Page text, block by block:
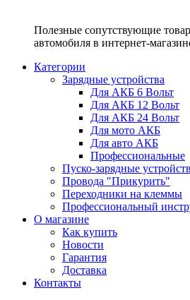
Полезные сопутствующие
автомобиля в интернет-
Категории
Зарядные устройства
Для АКБ 6 Вольт
Для АКБ 12 Вольт
Для АКБ 24 Вольт
Для мото АКБ
Для авто АКБ
Профессиональные
Пуско-зарядные
Провода "Прикурить"
Переходники на клеммы
Профессиональный
О магазине
Как купить
Новости
Гарантия
Доставка
Контакты